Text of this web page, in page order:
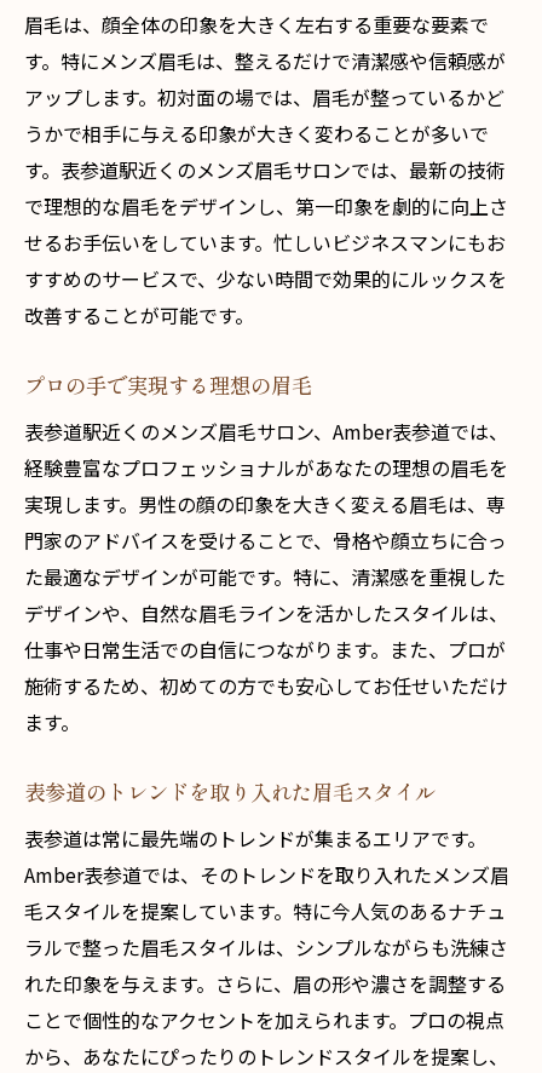
眉毛コンプレックス解消のアドバイス
眉毛の形で印象が変わる！
プロの視点から見る眉毛の重要性
眉毛デザインで自信を引き出すコツ
初めてでも安心！表参道駅でメンズ眉毛デビュ
ー
初めてのサロン訪問で知っておくべきこと
眉毛トリートメントの流れを徹底解説
失敗しないための眉毛デザイン選び
施術前に確認したいポイント
初めての方限定の特典情報
仕事帰りに寄れるメンズ眉毛サロンの魅力
表参道駅近くのアクセスの良さ
短時間で完了する便利な施術メニュー
仕事帰りにリフレッシュできる空間
夜間営業で忙しい方にも安心
最新ワックス技術で清潔感ある眉を手に入れる
最新技術を活用した眉毛ケアとは
ワックス脱毛のメリットと注意点
清潔感を保つための眉毛ケア
ワックス施術後の眉毛メンテナンス
プロが教えるワックスのお手入れ方法
眉毛デザインの長持ちする秘訣
眉毛は、顔全体の印象を大きく左右する重要な要素で
す。特にメンズ眉毛は、整えるだけで清潔感や信頼感が
アップします。初対面の場では、眉毛が整っているかど
うかで相手に与える印象が大きく変わることが多いで
す。表参道駅近くのメンズ眉毛サロンでは、最新の技術
で理想的な眉毛をデザインし、第一印象を劇的に向上さ
せるお手伝いをしています。忙しいビジネスマンにもお
すすめのサービスで、少ない時間で効果的にルックスを
改善することが可能です。
プロの手で実現する理想の眉毛
表参道駅近くのメンズ眉毛サロン、Amber表参道では、
経験豊富なプロフェッショナルがあなたの理想の眉毛を
実現します。男性の顔の印象を大きく変える眉毛は、専
門家のアドバイスを受けることで、骨格や顔立ちに合っ
た最適なデザインが可能です。特に、清潔感を重視した
デザインや、自然な眉毛ラインを活かしたスタイルは、
仕事や日常生活での自信につながります。また、プロが
施術するため、初めての方でも安心してお任せいただけ
ます。
表参道のトレンドを取り入れた眉毛スタイル
表参道は常に最先端のトレンドが集まるエリアです。
Amber表参道では、そのトレンドを取り入れたメンズ眉
毛スタイルを提案しています。特に今人気のあるナチュ
ラルで整った眉毛スタイルは、シンプルながらも洗練さ
れた印象を与えます。さらに、眉の形や濃さを調整する
ことで個性的なアクセントを加えられます。プロの視点
から、あなたにぴったりのトレンドスタイルを提案し、